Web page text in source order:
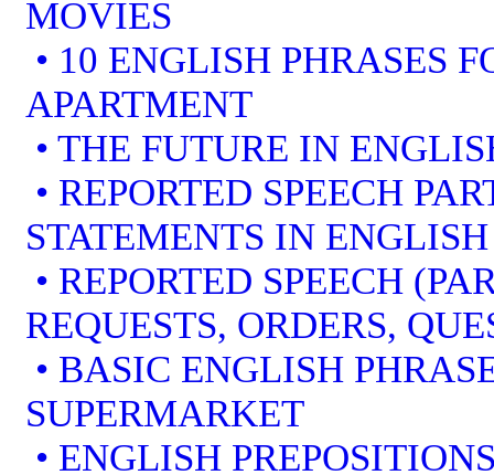
MOVIES
• 10 ENGLISH PHRASES
APARTMENT
• THE FUTURE IN
• REPORTED SPEECH
STATEMENTS IN ENGLISH
• REPORTED SPEECH
REQUESTS, ORDERS,
• BASIC ENGLISH
SUPERMARKET
• ENGLISH